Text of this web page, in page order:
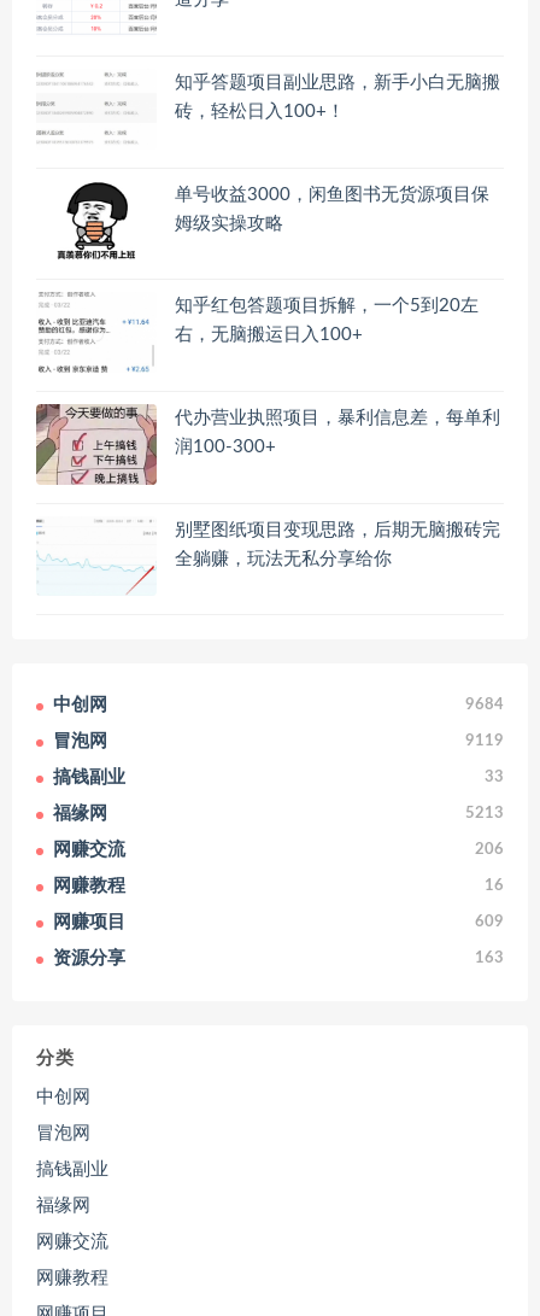
知乎答题项目副业思路，新手小白无脑搬
砖，轻松日入100+！
单号收益3000，闲鱼图书无货源项目保
姆级实操攻略
知乎红包答题项目拆解，一个5到20左
右，无脑搬运日入100+
代办营业执照项目，暴利信息差，每单利
润100-300+
别墅图纸项目变现思路，后期无脑搬砖完
全躺赚，玩法无私分享给你
中创网 9684
冒泡网 9119
搞钱副业 33
福缘网 5213
网赚交流 206
网赚教程 16
网赚项目 609
资源分享 163
分类
中创网
冒泡网
搞钱副业
福缘网
网赚交流
网赚教程